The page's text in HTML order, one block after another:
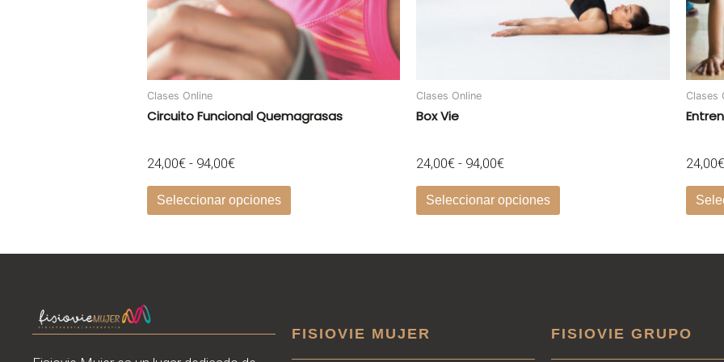
Clases Online
Circuito Funcional Quemagrasas
24,00€ - 94,00€
Seleccionar opciones
elegir
en
la
página
Clases Online
Box Vie
24,00€ - 94,00€
Seleccionar opciones
elegir
en
Clases
24,00€
FISIOVIE MUJER FISIOVIE GRUPO